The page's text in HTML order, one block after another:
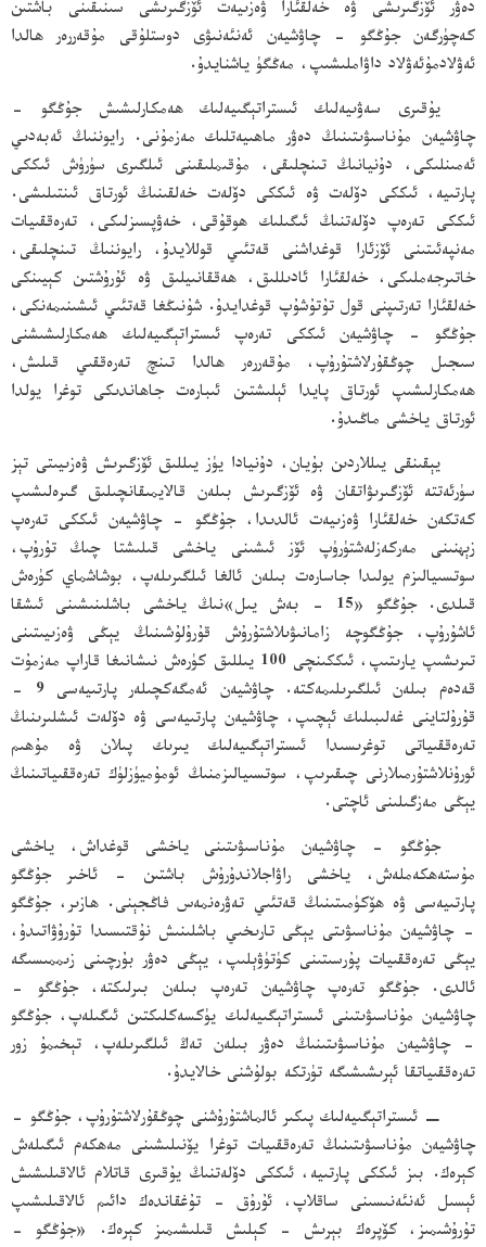
دەۋر ئۆزگىرىشى ۋە خەلقئارا ۋەزىيەت ئۆزگىرىشى سىنىقىنى باشتىن
كەچۈرگەن جۇڭگو - چاۋشيەن ئەنئەنىۋى دوستلۇقى مۇقەررەر ھالدا
ئەۋلادمۇئەۋلاد داۋاملىشىپ، مەڭگۈ ياشنايدۇ.
يۇقىرى سەۋىيەلىك ئىستراتېگىيەلىك ھەمكارلىشىش جۇڭگو -
چاۋشيەن مۇناسىۋىتىنىڭ دەۋر ماھىيەتلىك مەزمۇنى. رايوننىڭ ئەبەدىي
ئەمىنلىكى، دۇنيانىڭ تىنچلىقى، مۇقىملىقىنى ئىلگىرى سۈرۈش ئىككى
پارتىيە، ئىككى دۆلەت ۋە ئىككى دۆلەت خەلقىنىڭ ئورتاق ئىنتىلىشى.
ئىككى تەرەپ دۆلەتنىڭ ئىگىلىك ھوقۇقى، خەۋپسىزلىكى، تەرەققىيات
مەنپەئىتىنى ئۆزئارا قوغداشنى قەتئىي قوللايدۇ، رايوننىڭ تىنچلىقى،
خاتىرجەملىكى، خەلقئارا ئادىللىق، ھەققانىيلىق ۋە ئۇرۇشتىن كېيىنكى
خەلقئارا تەرتىپنى قول تۇتۇشۇپ قوغدايدۇ. شۇنىڭغا قەتئىي ئىشىنىمەنكى،
جۇڭگو - چاۋشيەن ئىككى تەرەپ ئىستراتېگىيەلىك ھەمكارلىشىشنى
سىجىل چوڭقۇرلاشتۇرۇپ، مۇقەررەر ھالدا تىنچ تەرەققىي قىلىش،
ھەمكارلىشىپ ئورتاق پايدا ئېلىشتىن ئىبارەت جاھاندىكى توغرا يولدا
ئورتاق ياخشى ماڭىدۇ.
يېقىنقى يىللاردىن بۇيان، دۇنيادا يۈز يىللىق ئۆزگىرىش ۋەزىيىتى تېز
سۈرئەتتە ئۆزگىرىۋاتقان ۋە ئۆزگىرىش بىلەن قالايمىقانچىلىق گىرەلىشىپ
كەتكەن خەلقئارا ۋەزىيەت ئالدىدا، جۇڭگو - چاۋشيەن ئىككى تەرەپ
زېھنىنى مەركەزلەشتۈرۈپ ئۆز ئىشىنى ياخشى قىلىشتا چىڭ تۇرۇپ،
سوتسىيالىزم يولىدا جاسارەت بىلەن ئالغا ئىلگىرىلەپ، بوشاشماي كۈرەش
قىلدى. جۇڭگو «15 - بەش يىل»نىڭ ياخشى باشلىنىشىنى ئىشقا
ئاشۇرۇپ، جۇڭگوچە زامانىۋىلاشتۇرۇش قۇرۇلۇشىنىڭ يېڭى ۋەزىيىتىنى
تىرىشىپ يارىتىپ، ئىككىنچى 100 يىللىق كۈرەش نىشانىغا قاراپ مەزمۇت
قەدەم بىلەن ئىلگىرىلىمەكتە. چاۋشيەن ئەمگەكچىلەر پارتىيەسى 9 -
قۇرۇلتاينى غەلىبىلىك ئېچىپ، چاۋشيەن پارتىيەسى ۋە دۆلەت ئىشلىرىنىڭ
تەرەققىياتى توغرىسىدا ئىستراتېگىيەلىك يىرىك پىلان ۋە مۇھىم
ئورۇنلاشتۇرمىلارنى چىقىرىپ، سوتسىيالىزمنىڭ ئومۇميۈزلۈك تەرەققىياتىنىڭ
يېڭى مەزگىلىنى ئاچتى.
جۇڭگو - چاۋشيەن مۇناسىۋىتىنى ياخشى قوغداش، ياخشى
مۇستەھكەملەش، ياخشى راۋاجلاندۇرۇش باشتىن - ئاخىر جۇڭگو
پارتىيەسى ۋە ھۆكۈمىتىنىڭ قەتئىي تەۋرەنمەس فاڭجېنى. ھازىر، جۇڭگو
- چاۋشيەن مۇناسىۋىتى يېڭى تارىخىي باشلىنىش نۇقتىسىدا تۇرۇۋاتىدۇ،
يېڭى تەرەققىيات پۇرسىتىنى كۈتۈۋېلىپ، يېڭى دەۋر بۇرچىنى زىممىسىگە
ئالدى. جۇڭگو تەرەپ چاۋشيەن تەرەپ بىلەن بىرلىكتە، جۇڭگو -
چاۋشيەن مۇناسىۋىتىنى ئىستراتېگىيەلىك يۈكسەكلىكتىن ئىگىلەپ، جۇڭگو
- چاۋشيەن مۇناسىۋىتىنىڭ دەۋر بىلەن تەڭ ئىلگىرىلەپ، تېخىمۇ زور
تەرەققىياتقا ئېرىشىشىگە تۈرتكە بولۇشنى خالايدۇ.
− ئىستراتېگىيەلىك پىكىر ئالماشتۇرۇشنى چوڭقۇرلاشتۇرۇپ، جۇڭگو -
چاۋشيەن مۇناسىۋىتىنىڭ تەرەققىيات توغرا يۆنىلىشىنى مەھكەم ئىگىلەش
كېرەك. بىز ئىككى پارتىيە، ئىككى دۆلەتنىڭ يۇقىرى قاتلام ئالاقىلىشىش
ئېسىل ئەنئەنىسىنى ساقلاپ، ئۇرۇق - تۇغقاندەك دائىم ئالاقىلىشىپ
تۇرۇشىمىز، كۆپرەك بېرىش - كېلىش قىلىشىمىز كېرەك. «جۇڭگو -